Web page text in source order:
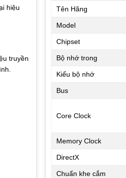
hiệu
truyền
Tên Hãng
Model
Chipset
Bộ nhớ trong
Kiểu bộ nhớ
Bus
Core Clock
Memory Clock
DirectX
Chuẩn khe cắm